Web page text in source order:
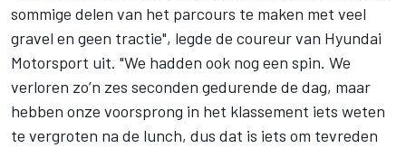
sommige delen van het parcours te maken met veel
gravel en geen tractie", legde de coureur van Hyundai
Motorsport uit. "We hadden ook nog een spin. We
verloren zo’n zes seconden gedurende de dag, maar
hebben onze voorsprong in het klassement iets weten
te vergroten na de lunch, dus dat is iets om tevreden